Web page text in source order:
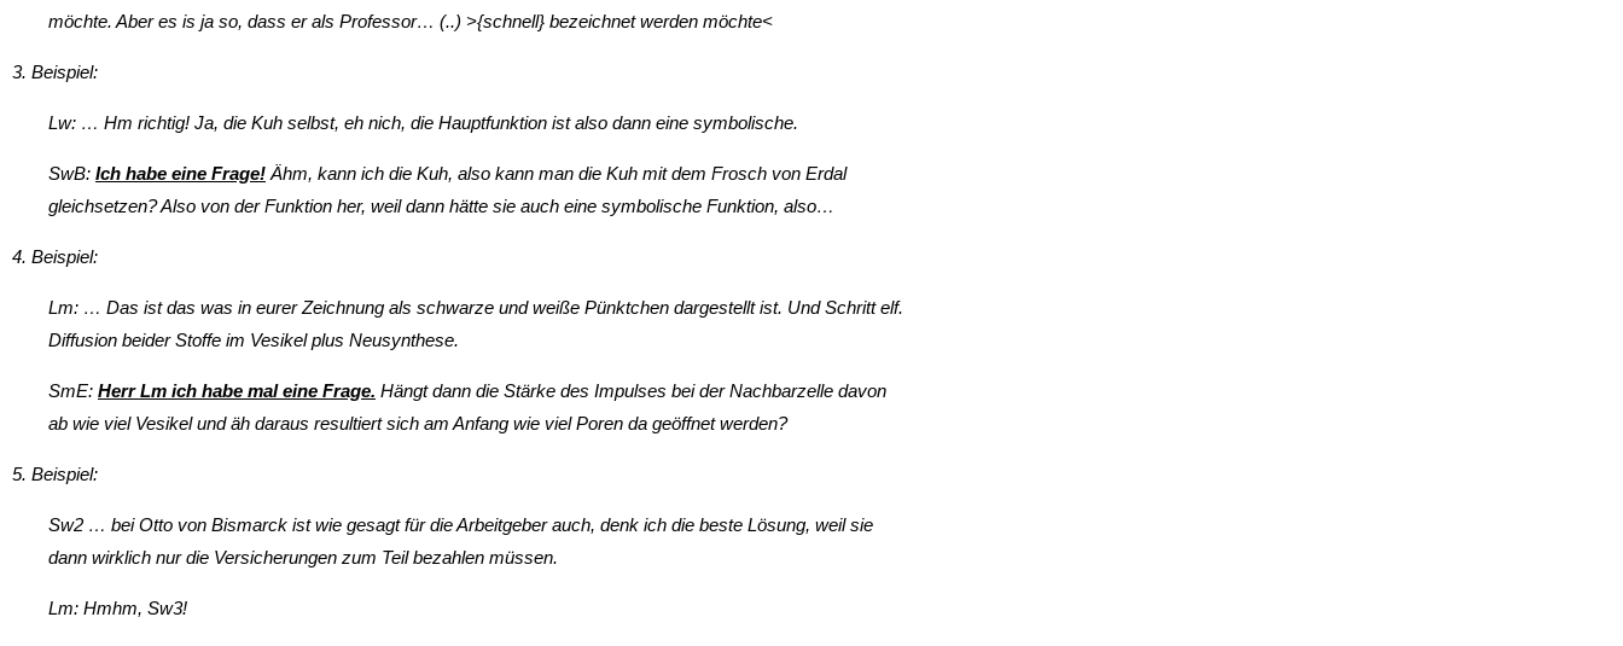
möchte. Aber es is ja so, dass er als Professor… (..) >{schnell} bezeichnet werden möchte<
3. Beispiel:
Lw: … Hm richtig! Ja, die Kuh selbst, eh nich, die Hauptfunktion ist also dann eine symbolische.
SwB: Ich habe eine Frage! Ähm, kann ich die Kuh, also kann man die Kuh mit dem Frosch von Erdal
gleichsetzen? Also von der Funktion her, weil dann hätte sie auch eine symbolische Funktion, also…
4. Beispiel:
Lm: … Das ist das was in eurer Zeichnung als schwarze und weiße Pünktchen dargestellt ist. Und Schritt elf.
Diffusion beider Stoffe im Vesikel plus Neusynthese.
SmE: Herr Lm ich habe mal eine Frage. Hängt dann die Stärke des Impulses bei der Nachbarzelle davon
ab wie viel Vesikel und äh daraus resultiert sich am Anfang wie viel Poren da geöffnet werden?
5. Beispiel:
Sw2 … bei Otto von Bismarck ist wie gesagt für die Arbeitgeber auch, denk ich die beste Lösung, weil sie
dann wirklich nur die Versicherungen zum Teil bezahlen müssen.
Lm: Hmhm, Sw3!